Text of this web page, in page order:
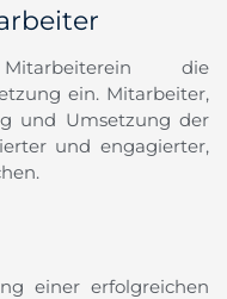
die
ein. Mitarbeiter,
und Umsetzung der
und engagierter,
einer erfolgreichen